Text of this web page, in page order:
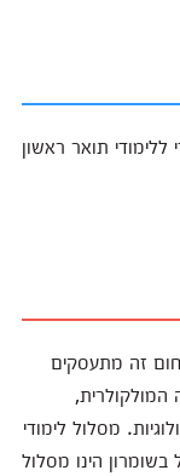
ללימודי תואר ראשון
זה מתעסקים
המולקולרית,
מסלול לימודי
הינו מסלול